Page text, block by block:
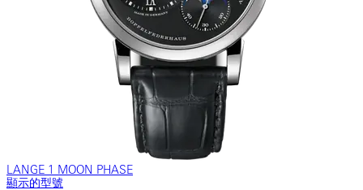
LANGE 1 MOON PHASE
顯示的型號